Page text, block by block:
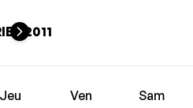
2011
Jeu Ven Sam